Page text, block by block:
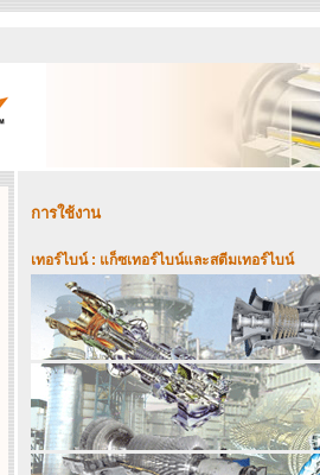
การใช้งาน
เทอร์ไบน์ : แก็ซเทอร์ไบน์และสตีมเทอร์ไบน์